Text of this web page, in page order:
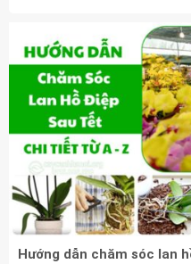
Hướng dẫn chăm sóc lan